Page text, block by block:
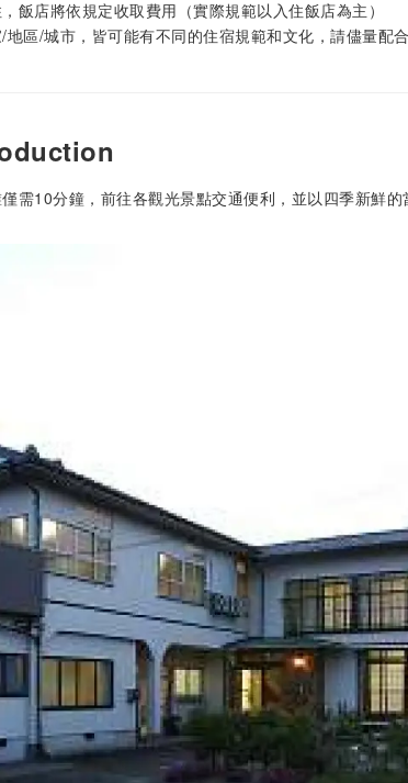
飯店將依規定收取費用（實際規範以入住飯店為主）
地區/城市，皆可能有不同的住宿規範和文化，請儘量配
需10分鐘，前往各觀光景點交通便利，並以四季新鮮的